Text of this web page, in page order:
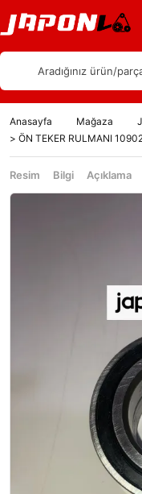
Aradığınız ürün/
Anasayfa Mağaza
> ÖN TEKER RULMANI
Resim Bilgi Açıklama